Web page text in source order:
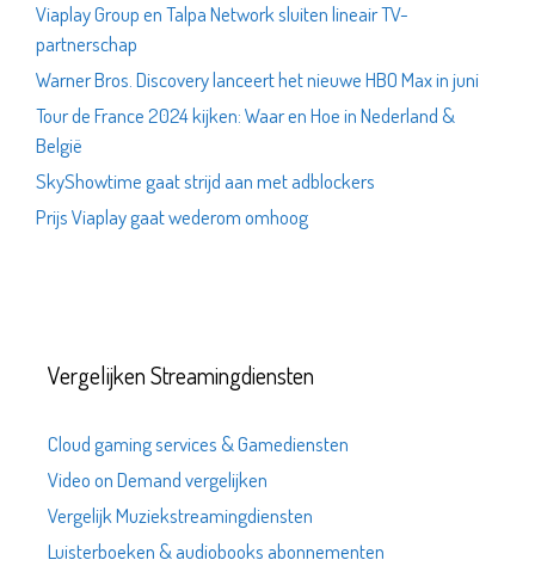
Viaplay Group en Talpa Network sluiten lineair TV-
partnerschap
Warner Bros. Discovery lanceert het nieuwe HBO Max in juni
Tour de France 2024 kijken: Waar en Hoe in Nederland &
België
SkyShowtime gaat strijd aan met adblockers
Prijs Viaplay gaat wederom omhoog
Vergelijken Streamingdiensten
Cloud gaming services & Gamediensten
Video on Demand vergelijken
Vergelijk Muziekstreamingdiensten
Luisterboeken & audiobooks abonnementen